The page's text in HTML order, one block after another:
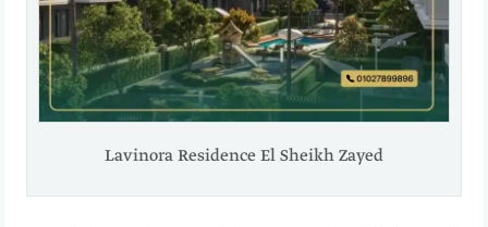
Lavinora Residence El Sheikh Zayed